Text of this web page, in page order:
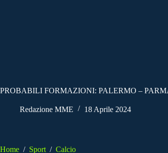
PROBABILI FORMAZIONI: PALERMO –
Redazione MME 18 Aprile 2024
Home / Sport / Calcio